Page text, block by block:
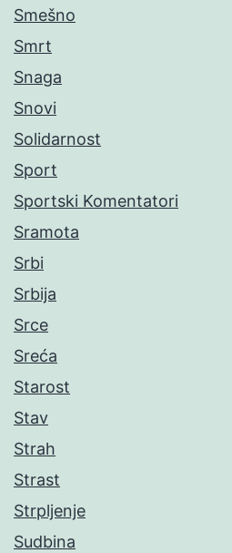
Smešno
Smrt
Snaga
Snovi
Solidarnost
Sport
Sportski Komentatori
Sramota
Srbi
Srbija
Srce
Sreća
Starost
Stav
Strah
Strast
Strpljenje
Sudbina